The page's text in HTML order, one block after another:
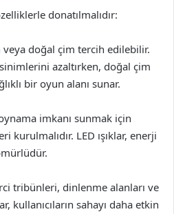
donatılmalıdır:
doğal çim tercih edilebilir.
azaltırken, doğal çim
bir oyun alanı sunar.
imkanı sunmak için
kurulmalıdır. LED ışıklar, enerji
tribünleri, dinlenme alanları ve
kullanıcıların sahayı daha etkin